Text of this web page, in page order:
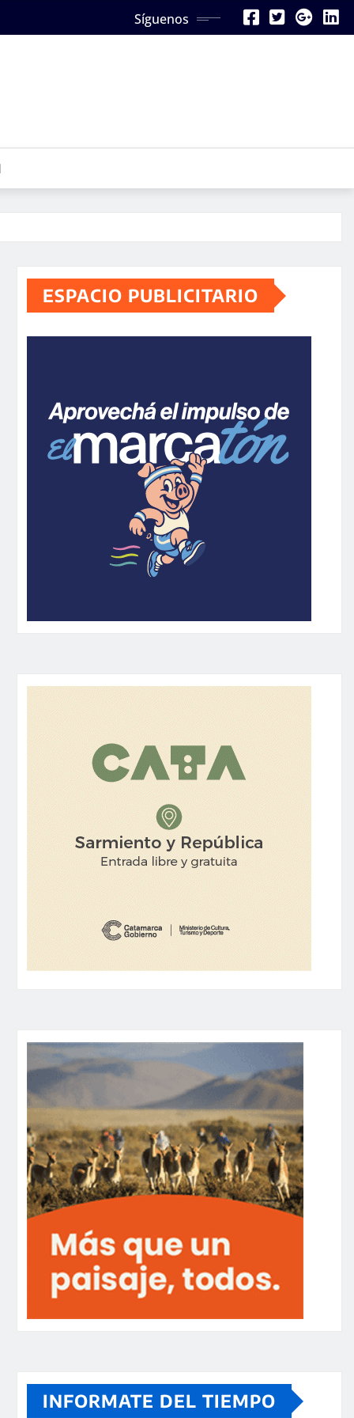
Síguenos
ESPACIO PUBLICITARIO
INFORMATE DEL TIEMPO